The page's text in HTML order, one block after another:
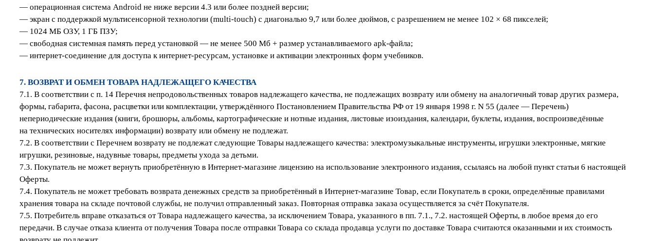
— операционная система Android не ниже версии 4.3 или более поздней версии;
— экран с поддержкой мультисенсорной технологии (multi-touch) с диагональю 9,7 или более дюймов, с разрешением не менее 102 × 68 пикселей;
— 1024 МБ ОЗУ, 1 ГБ ПЗУ;
— свободная системная память перед установкой — не менее 500 Мб + размер устанавливаемого apk-файла;
— интернет-соединение для доступа к интернет-ресурсам, установке и активации электронных форм учебников.
7. ВОЗВРАТ И ОБМЕН ТОВАРА НАДЛЕЖАЩЕГО КАЧЕСТВА
7.1. В соответствии с п. 14 Перечня непродовольственных товаров надлежащего качества, не подлежащих возврату или обмену на аналогичный товар других размера,
формы, габарита, фасона, расцветки или комплектации, утверждённого Постановлением Правительства РФ от 19 января 1998 г. N 55 (далее — Перечень)
непериодические издания (книги, брошюры, альбомы, картографические и нотные издания, листовые изоиздания, календари, буклеты, издания, воспроизведённые
на технических носителях информации) возврату или обмену не подлежат.
7.2. В соответствии с Перечнем возврату не подлежат следующие Товары надлежащего качества: электромузыкальные инструменты, игрушки электронные, мягкие
игрушки, резиновые, надувные товары, предметы ухода за детьми.
7.3. Покупатель не может вернуть приобретённую в Интернет-магазине лицензию на использование электронного издания, ссылаясь на любой пункт статьи 6 настоящей
Оферты.
7.4. Покупатель не может требовать возврата денежных средств за приобретённый в Интернет-магазине Товар, если Покупатель в сроки, определённые правилами
хранения товара на складе почтовой службы, не получил отправленный заказ. Повторная отправка заказа осуществляется за счёт Покупателя.
7.5. Потребитель вправе отказаться от Товара надлежащего качества, за исключением Товара, указанного в пп. 7.1., 7.2. настоящей Оферты, в любое время до его
передачи. В случае отказа клиента от получения Товара после отправки Товара со склада продавца услуги по доставке Товара считаются оказанными и их стоимость